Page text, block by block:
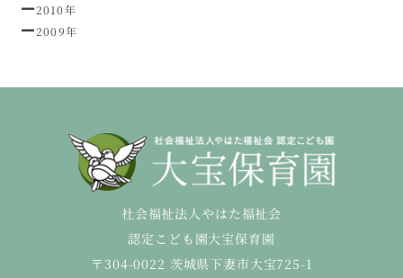
2010年
2009年
社会福祉法人やはた福祉会
認定こども園大宝保育園
〒304-0022 茨城県下妻市大宝725-1